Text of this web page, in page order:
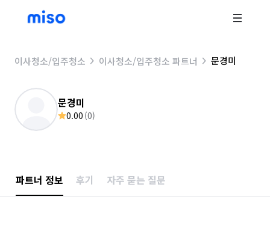
이사청소/입주청소 이사청소/입주청소 파트너 문경미
문경미
0.00 (0)
파트너 정보 후기 자주 묻는 질문